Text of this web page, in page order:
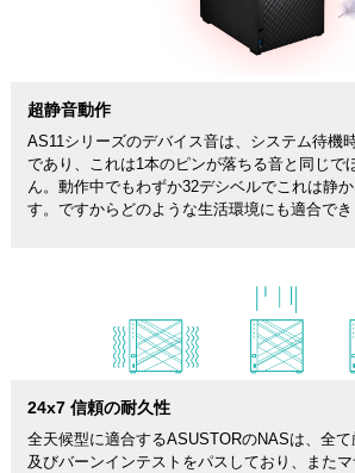
超静音動作
AS11シリーズのデバイス音は、システム待機
であり、これは1本のピンが落ちる音と同じで
ん。動作中でもわずか32デシベルでこれは静
す。ですからどのような生活環境にも適合でき
24x7 信頼の耐久性
全天候型に適合するASUSTORのNASは、全て
及びバーンインテストをパスしており、また